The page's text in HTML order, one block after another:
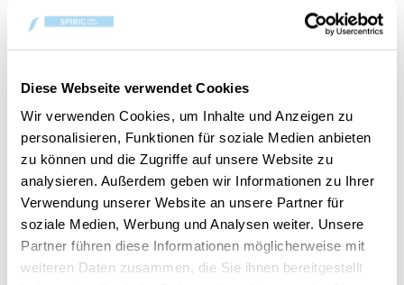
Diese Webseite verwendet Cookies
Wir verwenden Cookies, um Inhalte und Anzeigen zu
personalisieren, Funktionen für soziale Medien anbieten
zu können und die Zugriffe auf unsere Website zu
analysieren. Außerdem geben wir Informationen zu Ihrer
Verwendung unserer Website an unsere Partner für
soziale Medien, Werbung und Analysen weiter. Unsere
Partner führen diese Informationen möglicherweise mit
weiteren Daten zusammen, die Sie ihnen bereitgestellt
DEM WARENKORB HINZUFÜGEN
Artikelnummer: 10.00077.0447-1